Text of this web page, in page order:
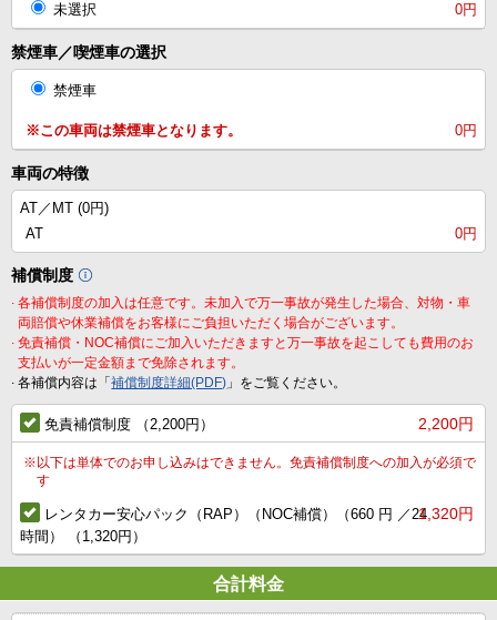
未選択
0円
禁煙車／喫煙車の選択
禁煙車
※この車両は禁煙車となります。 0円
車両の特徴
AT／MT (0円)
AT
0円
補償制度
各補償制度の加入は任意です。未加入で万一事故が発生した場合、対物・車
両賠償や休業補償をお客様にご負担いただく場合がございます。
免責補償・NOC補償にご加入いただきますと万一事故を起こしても費用のお
支払いが一定金額まで免除されます。
各補償内容は「補償制度詳細(PDF) 」をご覧ください。
免責補償制度 （2,200円） 2,200円
※以下は単体でのお申し込みはできません。免責補償制度への加入が必須で
す
レンタカー安心パック（RAP）（NOC補償）（660 円 ／24
時間） （1,320円）
1,320円
合計料金